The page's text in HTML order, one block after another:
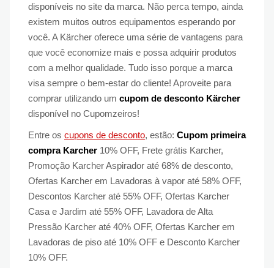
disponíveis no site da marca. Não perca tempo, ainda
existem muitos outros equipamentos esperando por
você. A Kärcher oferece uma série de vantagens para
que você economize mais e possa adquirir produtos
com a melhor qualidade. Tudo isso porque a marca
visa sempre o bem-estar do cliente! Aproveite para
comprar utilizando um cupom de desconto Kärcher
disponível no Cupomzeiros!
Entre os cupons de desconto, estão: Cupom primeira
compra Karcher 10% OFF, Frete grátis Karcher,
Promoção Karcher Aspirador até 68% de desconto,
Ofertas Karcher em Lavadoras à vapor até 58% OFF,
Descontos Karcher até 55% OFF, Ofertas Karcher
Casa e Jardim até 55% OFF, Lavadora de Alta
Pressão Karcher até 40% OFF, Ofertas Karcher em
Lavadoras de piso até 10% OFF e Desconto Karcher
10% OFF.